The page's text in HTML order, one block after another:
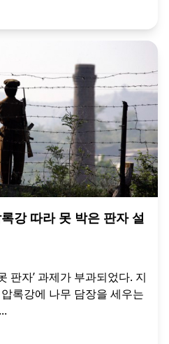
강 따라 못 박은 판자 설
판자’ 과제가 부과되었다. 지
록강에 나무 담장을 세우는